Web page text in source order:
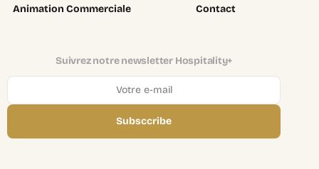
Animation Commerciale
Contact
Suivrez notre newsletter Hospitality+
Subsccribe